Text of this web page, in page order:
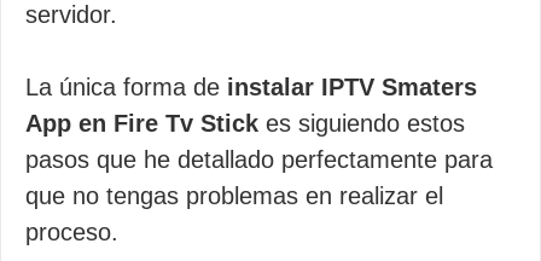
servidor.
La única forma de instalar IPTV Smaters
App en Fire Tv Stick es siguiendo estos
pasos que he detallado perfectamente para
que no tengas problemas en realizar el
proceso.